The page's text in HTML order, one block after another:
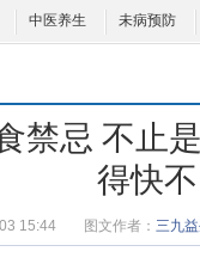
中医养生 未病预防
禁忌 不止
得快
15:44 图文作者： 三九